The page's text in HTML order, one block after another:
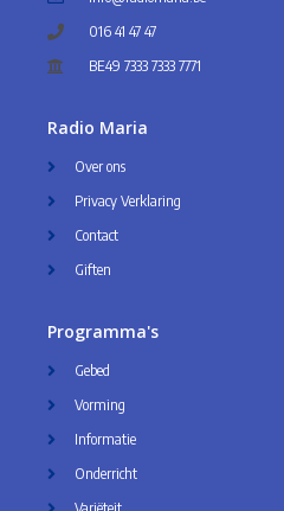
016 41 47 47
BE49 7333 7333 7771
Radio Maria
Over ons
Privacy Verklaring
Contact
Giften
Programma's
Gebed
Vorming
Informatie
Onderricht